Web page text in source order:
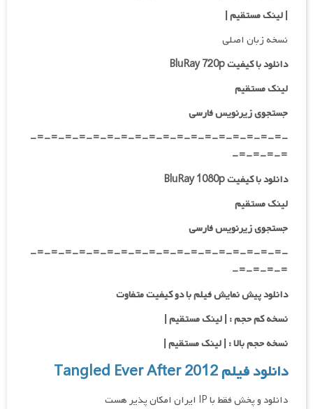
| لینک مستقیم|
نسخه زبان اصلی
دانلود با کیفیت BluRay 720p
لینک مستقیم
جستجوی زیرنویس فارسی
-=-=-=-=-=-=-=-=-=-=-=-=-=-=-=-=-=-=-
=-=-=-=-
دانلود با کیفیت BluRay 1080p
لینک مستقیم
جستجوی زیرنویس فارسی
-=-=-=-=-=-=-=-=-=-=-=-=-=-=-=-=-=-=-
=-=-=-=-
دانلود پیش نمایش فیلم با دو کیفیت متفاوت
نسخه کم حجم : | لینک مستقیم |
نسخه حجم بالا : | لینک مستقیم |
دانلود فیلم Tangled Ever After 2012
دانلود و پخش فقط با IP ایران امکان پذیر هست